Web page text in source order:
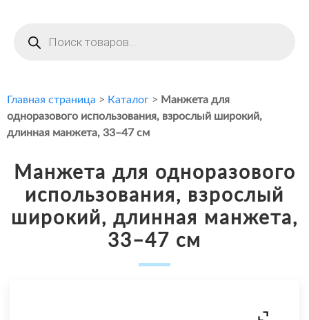
товаров
Главная страница > Каталог > Манжета для
одноразового использования, взрослый широкий,
длинная манжета, 33–47 см
Манжета для одноразового
использования, взрослый
широкий, длинная манжета,
33–47 см